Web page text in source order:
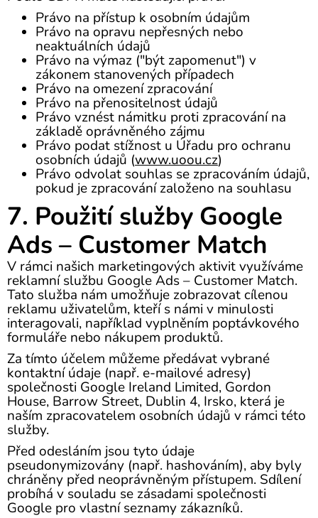
Právo na přístup k osobním údajům
Právo na opravu nepřesných nebo
neaktuálních údajů
Právo na výmaz ("být zapomenut") v
zákonem stanovených případech
Právo na omezení zpracování
Právo na přenositelnost údajů
Právo vznést námitku proti zpracování na
základě oprávněného zájmu
Právo podat stížnost u Úřadu pro ochranu
osobních údajů (www.uoou.cz)
Právo odvolat souhlas se zpracováním údajů,
pokud je zpracování založeno na souhlasu
7. Použití služby Google
Ads – Customer Match
V rámci našich marketingových aktivit využíváme
reklamní službu Google Ads – Customer Match.
Tato služba nám umožňuje zobrazovat cílenou
reklamu uživatelům, kteří s námi v minulosti
interagovali, například vyplněním poptávkového
formuláře nebo nákupem produktů.
Za tímto účelem můžeme předávat vybrané
kontaktní údaje (např. e-mailové adresy)
společnosti Google Ireland Limited, Gordon
House, Barrow Street, Dublin 4, Irsko, která je
naším zpracovatelem osobních údajů v rámci této
služby.
Před odesláním jsou tyto údaje
pseudonymizovány (např. hashováním), aby byly
chráněny před neoprávněným přístupem. Sdílení
probíhá v souladu se zásadami společnosti
Google pro vlastní seznamy zákazníků.